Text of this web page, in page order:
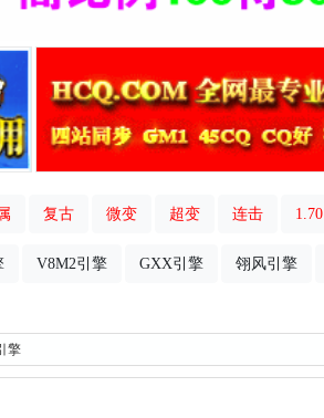
复古 微变 超变 连击 1.70
V8M2引擎 GXX引擎 翎风引擎
擎